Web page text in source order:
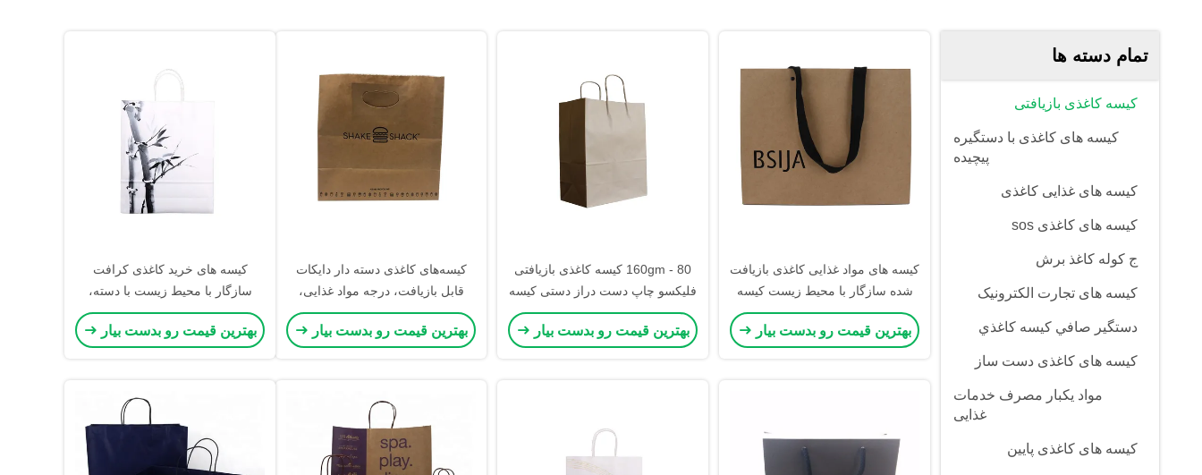
تمام دسته ها
کیسه کاغذی بازیافتی
کیسه های کاغذی با دستگیره
پیچیده
کیسه های غذایی کاغذی
کیسه های کاغذی sos
ج کوله کاغذ برش
کیسه های تجارت الکترونیک
دستگير صافي کيسه کاغذي
کیسه های کاغذی دست ساز
مواد یکبار مصرف خدمات
غذایی
کیسه های کاغذی پایین
کیسه های مواد غذایی کاغذی بازیافت
شده سازگار با محیط زیست کیسه
های هدیه کاغذی کرافت با دسته نوار
بافت
بهترین قیمت رو بدست بیار
80 - 160gm کیسه کاغذی بازیافتی
فلیکسو چاپ دست دراز دستی کیسه
های خرید
بهترین قیمت رو بدست بیار
کیسه‌های کاغذی دسته دار دایکات
قابل بازیافت، درجه مواد غذایی،
دسته D، کاغذ کرافت، کیسه‌های
بیرون‌بر
بهترین قیمت رو بدست بیار
کیسه های خرید کاغذی کرافت
سازگار با محیط زیست با دسته،
سفارش سفارشی پذیرفته می شود
بهترین قیمت رو بدست بیار